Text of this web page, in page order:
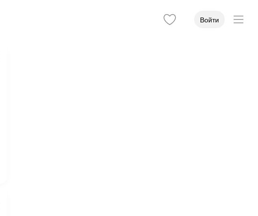
Войти